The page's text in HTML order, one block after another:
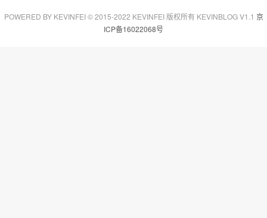
POWERED BY KEVINFEI © 2015-2022 KEVINFEI 版权所有 KEVINBLOG V1.1 京
ICP备16022068号